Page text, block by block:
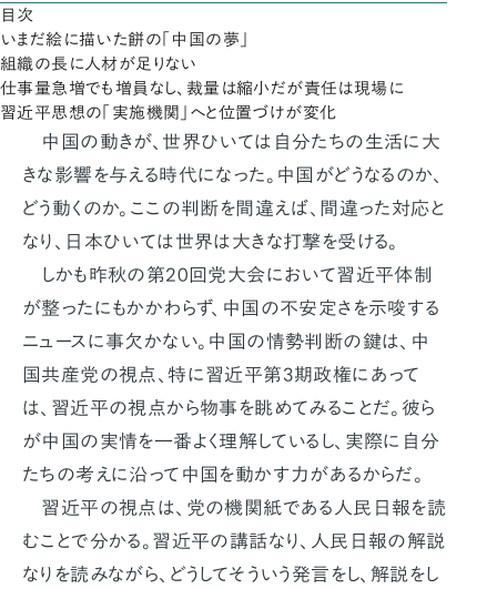
目次
いまだ絵に描いた餅の「中国の夢」
組織の長に人材が足りない
仕事量急増でも増員なし、裁量は縮小だが責任は現場に
習近平思想の「実施機関」へと位置づけが変化
中国の動きが、世界ひいては自分たちの生活に大
きな影響を与える時代になった。中国がどうなるのか、
どう動くのか。ここの判断を間違えば、間違った対応と
なり、日本ひいては世界は大きな打撃を受ける。
しかも昨秋の第20回党大会において習近平体制
が整ったにもかかわらず、中国の不安定さを示唆する
ニュースに事欠かない。中国の情勢判断の鍵は、中
国共産党の視点、特に習近平第3期政権にあって
は、習近平の視点から物事を眺めてみることだ。彼ら
が中国の実情を一番よく理解しているし、実際に自分
たちの考えに沿って中国を動かす力があるからだ。
習近平の視点は、党の機関紙である人民日報を読
むことで分かる。習近平の講話なり、人民日報の解説
なりを読みながら、どうしてそういう発言をし、解説をし